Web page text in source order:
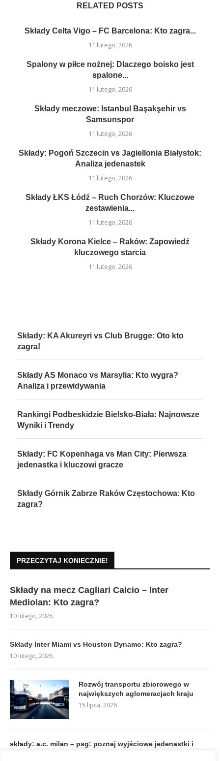
RELATED POSTS
Składy Celta Vigo – FC Barcelona: Kto zagra...
11 lutego, 2026
Spalony w piłce nożnej: Dlaczego boisko jest
spalone...
11 lutego, 2026
Składy meczowe: Istanbul Başakşehir vs
Samsunspor
11 lutego, 2026
Składy: Pogoń Szczecin vs Jagiellonia Białystok:
Analiza jedenastek
11 lutego, 2026
Składy ŁKS Łódź – Ruch Chorzów: Kluczowe
zestawienia...
11 lutego, 2026
Składy Korona Kielce – Raków: Zapowiedź
kluczowego starcia
11 lutego, 2026
Składy: KA Akureyri vs Club Brugge: Oto kto
zagra!
Składy AS Monaco vs Marsylia: Kto wygra?
Analiza i przewidywania
Rankingi Podbeskidzie Bielsko-Biała: Najnowsze
Wyniki i Trendy
Składy: FC Kopenhaga vs Man City: Pierwsza
jedenastka i kluczowi gracze
Składy Górnik Zabrze Raków Częstochowa: Kto
zagra?
PRZECZYTAJ KONIECZNIE!
Składy na mecz Cagliari Calcio – Inter
Mediolan: Kto zagra?
10 lutego, 2026
Składy Inter Miami vs Houston Dynamo: Kto zagra?
10 lutego, 2026
Rozwój transportu zbiorowego w
największych aglomeracjach kraju
15 lipca, 2026
składy: a.c. milan – psg: poznaj wyjściowe jedenastki i